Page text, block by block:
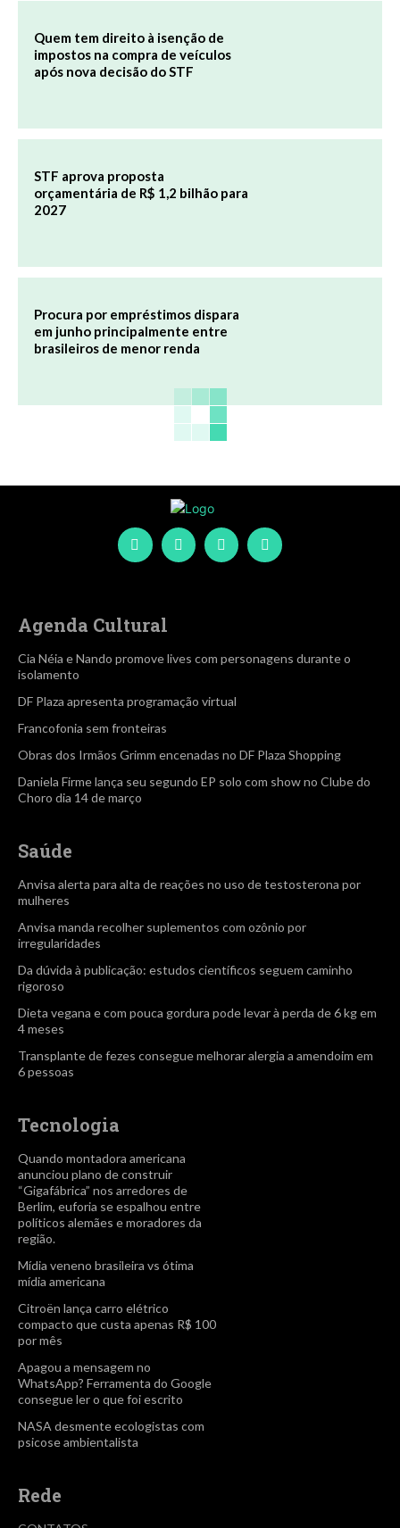
Quem tem direito à isenção de
impostos na compra de veículos
após nova decisão do STF
STF aprova proposta
orçamentária de R$ 1,2 bilhão para
2027
Procura por empréstimos dispara
em junho principalmente entre
brasileiros de menor renda
Agenda Cultural
Cia Néia e Nando promove lives com personagens durante o
isolamento
DF Plaza apresenta programação virtual
Francofonia sem fronteiras
Obras dos Irmãos Grimm encenadas no DF Plaza Shopping
Daniela Firme lança seu segundo EP solo com show no Clube do
Choro dia 14 de março
Saúde
Anvisa alerta para alta de reações no uso de testosterona por
mulheres
Anvisa manda recolher suplementos com ozônio por
irregularidades
Da dúvida à publicação: estudos científicos seguem caminho
rigoroso
Dieta vegana e com pouca gordura pode levar à perda de 6 kg em
4 meses
Transplante de fezes consegue melhorar alergia a amendoim em
6 pessoas
Tecnologia
Quando montadora americana
anunciou plano de construir
“Gigafábrica” nos arredores de
Berlim, euforia se espalhou entre
políticos alemães e moradores da
região.
Mídia veneno brasileira vs ótima
mídia americana
Citroën lança carro elétrico
compacto que custa apenas R$ 100
por mês
Apagou a mensagem no
WhatsApp? Ferramenta do Google
consegue ler o que foi escrito
NASA desmente ecologistas com
psicose ambientalista
Rede